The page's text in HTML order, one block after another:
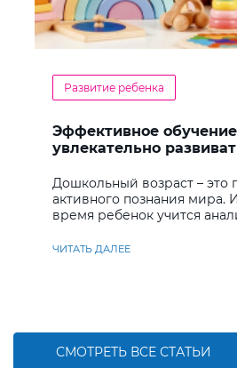
Развитие ребенка
Эффективное
увлекательно
Дошкольный возраст – это
активного познания мира.
время ребенок учится
ЧИТАТЬ ДАЛЕЕ
СМОТРЕТЬ ВСЕ СТАТЬИ